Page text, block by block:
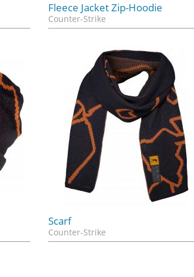
Fleece Jacket Zip-Hoodie
Counter-Strike
Scarf
Counter-Strike